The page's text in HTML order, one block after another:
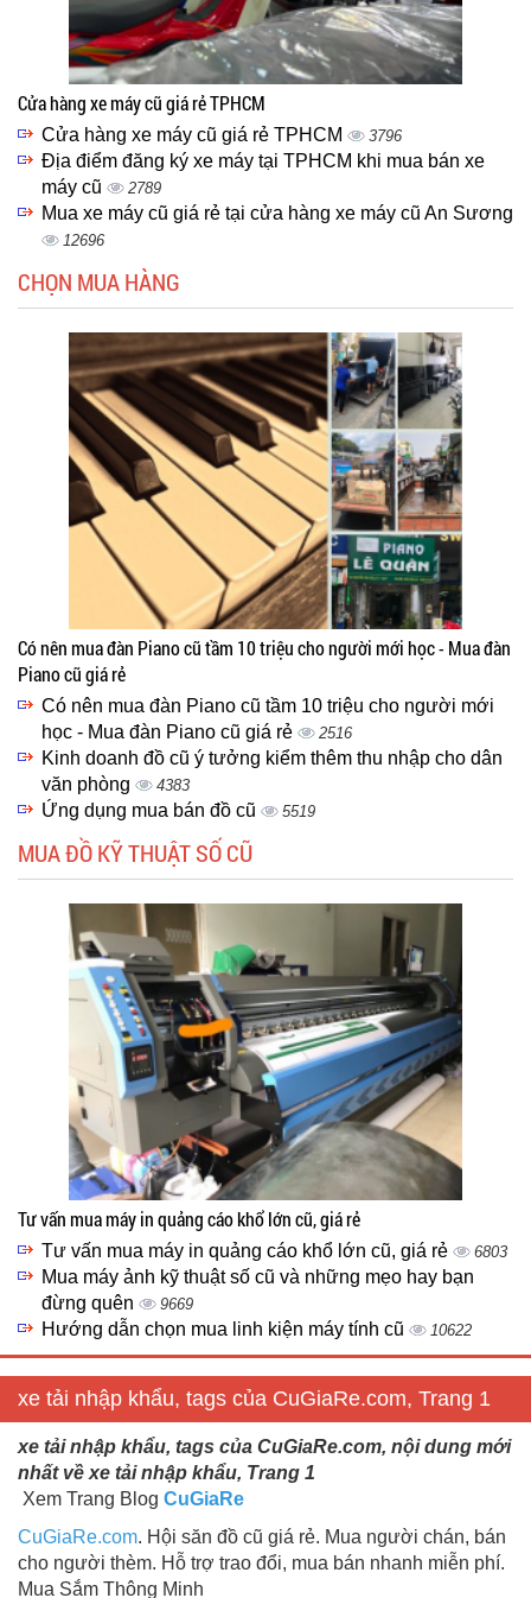
Cửa hàng xe máy cũ giá rẻ TPHCM
Cửa hàng xe máy cũ giá rẻ TPHCM 3796
Địa điểm đăng ký xe máy tại TPHCM khi mua bán xe
máy cũ
2789
Mua xe máy cũ giá rẻ tại cửa hàng xe máy cũ An Sương
12696
CHỌN MUA HÀNG
Có nên mua đàn Piano cũ tầm 10 triệu cho người mới học - Mua đàn
Piano cũ giá rẻ
Có nên mua đàn Piano cũ tầm 10 triệu cho người mới
học - Mua đàn Piano cũ giá rẻ
2516
Kinh doanh đồ cũ ý tưởng kiểm thêm thu nhập cho dân
văn phòng
4383
Ứng dụng mua bán đồ cũ 5519
MUA ĐỒ KỸ THUẬT SỐ CŨ
Tư vấn mua máy in quảng cáo khổ lớn cũ, giá rẻ
Tư vấn mua máy in quảng cáo khổ lớn cũ, giá rẻ 6803
Mua máy ảnh kỹ thuật số cũ và những mẹo hay bạn
đừng quên
9669
Hướng dẫn chọn mua linh kiện máy tính cũ 10622
xe tải nhập khẩu, tags của CuGiaRe.com, Trang 1
xe tải nhập khẩu, tags của CuGiaRe.com, nội dung mới
nhất về xe tải nhập khẩu, Trang 1
Xem Trang Blog CuGiaRe
CuGiaRe.com. Hội săn đồ cũ giá rẻ. Mua người chán, bán
cho người thèm. Hỗ trợ trao đổi, mua bán nhanh miễn phí.
Mua Sắm Thông Minh